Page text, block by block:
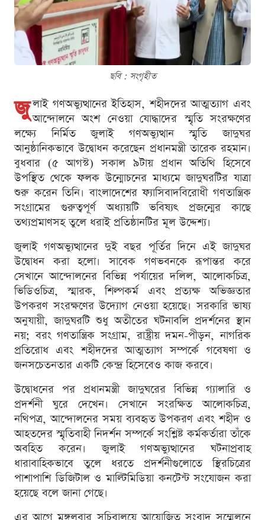
ছবি : সংগৃহীত
জু লাই গণঅভ্যুত্থানের ইতিহাস, শহীদদের আত্মত্যাগ এবং
আন্দোলনে অংশ নেওয়া যোদ্ধাদের স্মৃতি সংরক্ষণের
লক্ষ্যে নির্মিত জুলাই গণঅভ্যুত্থান স্মৃতি জাদুঘর
আনুষ্ঠানিকভাবে উদ্বোধন করেছেন প্রধানমন্ত্রী তারেক রহমান।
বুধবার (৫ আগস্ট) সকাল ৯টায় প্রধান অতিথি হিসেবে
উপস্থিত থেকে ফলক উন্মোচনের মাধ্যমে জাদুঘরটির যাত্রা
শুরু করেন তিনি। বাংলাদেশের ফ্যাসিবাদবিরোধী গণতান্ত্রিক
সংগ্রামের গুরুত্বপূর্ণ অধ্যায়টি ভবিষ্যৎ প্রজন্মের কাছে
তথ্যপ্রমাণসহ তুলে ধরাই প্রতিষ্ঠানটির মূল উদ্দেশ্য।
জুলাই গণঅভ্যুত্থানের দুই বছর পূর্তির দিনে এই জাদুঘর
উদ্বোধন করা হলো। সাবেক গণভবনকে রূপান্তর করে
সেখানে আন্দোলনের বিভিন্ন পর্যায়ের দলিল, আলোকচিত্র,
ভিডিওচিত্র, স্মারক, শিল্পকর্ম এবং প্রত্যক্ষ অভিজ্ঞতার
উপকরণ সংরক্ষণের উদ্যোগ নেওয়া হয়েছে। সরকারি ভাষ্য
অনুযায়ী, জাদুঘরটি শুধু অতীতের ঘটনাবলি প্রদর্শনের স্থান
নয়; বরং গণতান্ত্রিক সংগ্রাম, রাষ্ট্রীয় দমন-পীড়ন, নাগরিক
প্রতিরোধ এবং শহীদদের আত্মত্যাগ সম্পর্কে গবেষণা ও
জনসচেতনতার একটি কেন্দ্র হিসেবেও কাজ করবে।
উদ্বোধনের পর প্রধানমন্ত্রী জাদুঘরের বিভিন্ন গ্যালারি ও
প্রদর্শনী ঘুরে দেখেন। সেখানে সংরক্ষিত আলোকচিত্র,
নথিপত্র, আন্দোলনের সময় ব্যবহৃত উপকরণ এবং শহীদ ও
আহতদের স্মৃতিবাহী নিদর্শন সম্পর্কে সংশ্লিষ্ট কর্মকর্তারা তাঁকে
অবহিত করেন। জুলাই গণঅভ্যুত্থানের ঘটনাপ্রবাহ
ধারাবাহিকভাবে তুলে ধরতে প্রদর্শনীগুলোতে স্থিরচিত্রের
পাশাপাশি ডিজিটাল ও মাল্টিমিডিয়া কনটেন্ট সংযোজন করা
হয়েছে বলে জানা গেছে।